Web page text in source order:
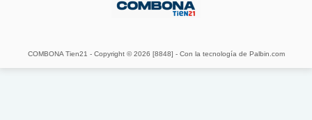
COMBONA Tien21 - Copyright © 2026 [8848] - Con la tecnología de Palbin.com